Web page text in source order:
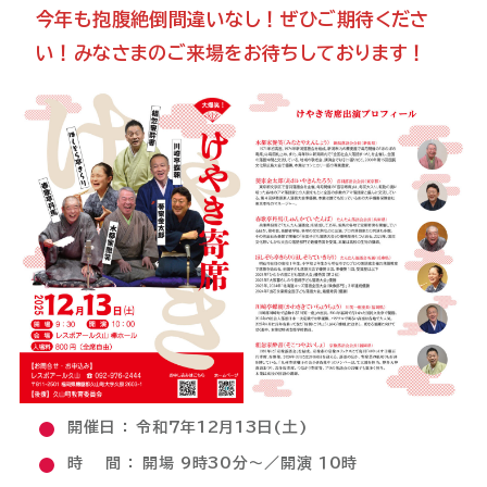
今年も抱腹絶倒間違いなし！ぜひご期待くださ
い！みなさまのご来場をお待ちしております！
開催日 ： 令和７年12月13日(土)
時 間 ： 開場 9時30分～／開演 １0時